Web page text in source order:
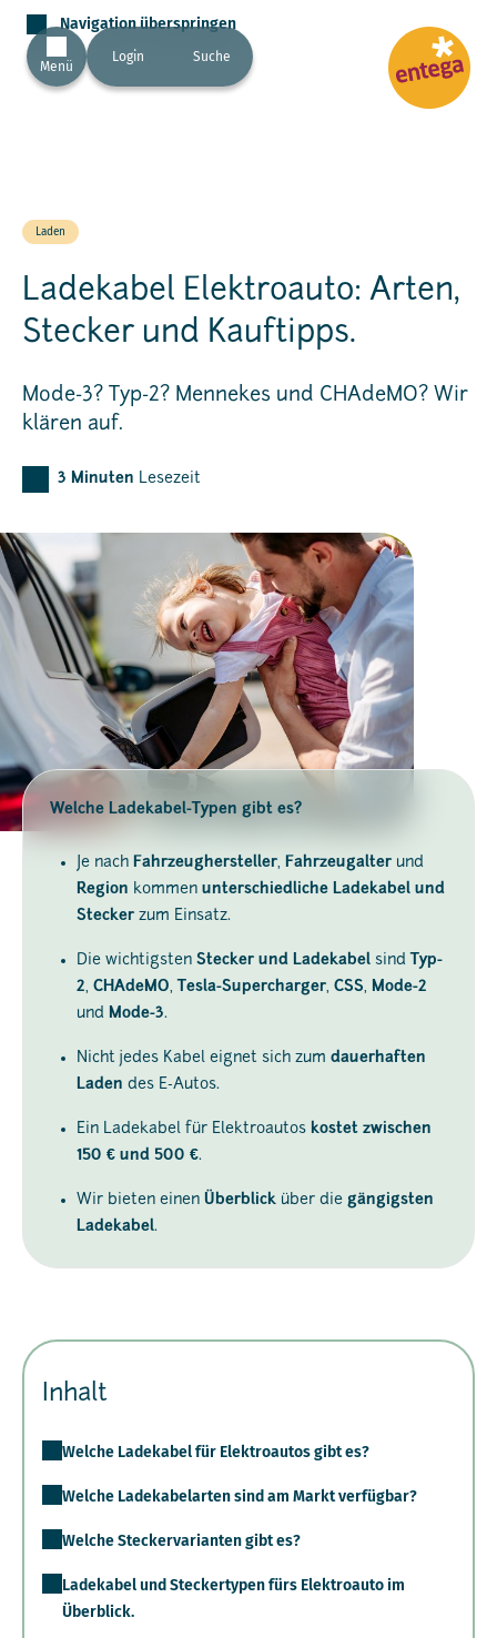
Navigation überspringen
Menü
Login Suche
Laden
Ladekabel Elektroauto: Arten,
Stecker und Kauftipps.
Mode-3? Typ-2? Mennekes und CHAdeMO? Wir
klären auf.
3 Minuten Lesezeit
Welche Ladekabel-Typen gibt es?
Je nach Fahrzeughersteller, Fahrzeugalter und
Region kommen unterschiedliche Ladekabel und
Stecker zum Einsatz.
Die wichtigsten Stecker und Ladekabel sind Typ-
2, CHAdeMO, Tesla-Supercharger, CSS, Mode-2
und Mode-3.
Nicht jedes Kabel eignet sich zum dauerhaften
Laden des E-Autos.
Ein Ladekabel für Elektroautos kostet zwischen
150 € und 500 €.
Wir bieten einen Überblick über die gängigsten
Ladekabel.
Inhalt
Welche Ladekabel für Elektroautos gibt es?
Welche Ladekabelarten sind am Markt verfügbar?
Welche Steckervarianten gibt es?
Ladekabel und Steckertypen fürs Elektroauto im
Überblick.